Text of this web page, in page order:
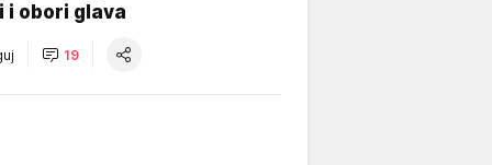
i obori glava
19